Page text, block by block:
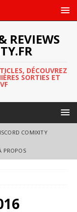
REVIEWS
DÉCOUVREZ
SORTIES ET
COMIXITY
PROPOS